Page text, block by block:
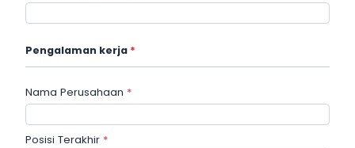
Pengalaman kerja *
Nama Perusahaan *
Posisi Terakhir *